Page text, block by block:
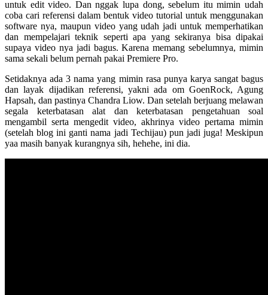
untuk edit video. Dan nggak lupa dong, sebelum itu mimin udah
coba cari referensi dalam bentuk video tutorial untuk menggunakan
software nya, maupun video yang udah jadi untuk memperhatikan
dan mempelajari teknik seperti apa yang sekiranya bisa dipakai
supaya video nya jadi bagus. Karena memang sebelumnya, mimin
sama sekali belum pernah pakai Premiere Pro.
Setidaknya ada 3 nama yang mimin rasa punya karya sangat bagus
dan layak dijadikan referensi, yakni ada om GoenRock, Agung
Hapsah, dan pastinya Chandra Liow. Dan setelah berjuang melawan
segala keterbatasan alat dan keterbatasan pengetahuan soal
mengambil serta mengedit video, akhrinya video pertama mimin
(setelah blog ini ganti nama jadi Techijau) pun jadi juga! Meskipun
yaa masih banyak kurangnya sih, hehehe, ini dia.